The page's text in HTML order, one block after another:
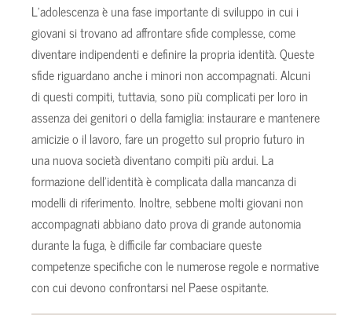
L’adolescenza è una fase importante di sviluppo in cui i
giovani si trovano ad affrontare sfide complesse, come
diventare indipendenti e definire la propria identità. Queste
sfide riguardano anche i minori non accompagnati. Alcuni
di questi compiti, tuttavia, sono più complicati per loro in
assenza dei genitori o della famiglia: instaurare e mantenere
amicizie o il lavoro, fare un progetto sul proprio futuro in
una nuova società diventano compiti più ardui. La
formazione dell’identità è complicata dalla mancanza di
modelli di riferimento. Inoltre, sebbene molti giovani non
accompagnati abbiano dato prova di grande autonomia
durante la fuga, è difficile far combaciare queste
competenze specifiche con le numerose regole e normative
con cui devono confrontarsi nel Paese ospitante.